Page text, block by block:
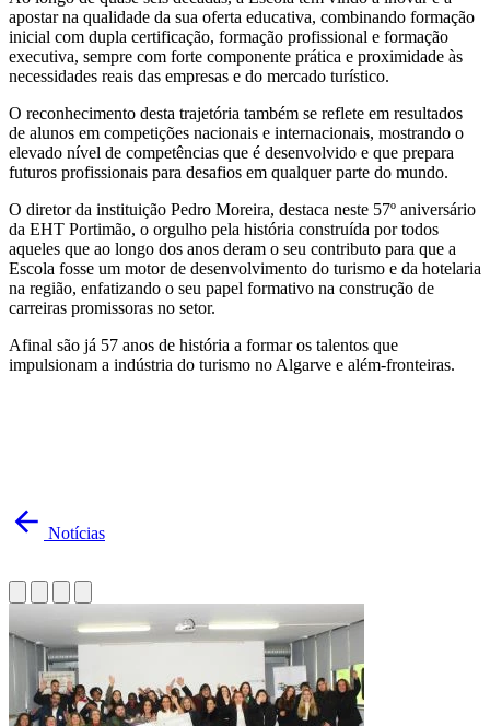
apostar na qualidade da sua oferta educativa, combinando formação
inicial com dupla certificação, formação profissional e formação
executiva, sempre com forte componente prática e proximidade às
necessidades reais das empresas e do mercado turístico.
O reconhecimento desta trajetória também se reflete em resultados
de alunos em competições nacionais e internacionais, mostrando o
elevado nível de competências que é desenvolvido e que prepara
futuros profissionais para desafios em qualquer parte do mundo.
O diretor da instituição Pedro Moreira, destaca neste 57º aniversário
da EHT Portimão, o orgulho pela história construída por todos
aqueles que ao longo dos anos deram o seu contributo para que a
Escola fosse um motor de desenvolvimento do turismo e da hotelaria
na região, enfatizando o seu papel formativo na construção de
carreiras promissoras no setor.
Afinal são já 57 anos de história a formar os talentos que
impulsionam a indústria do turismo no Algarve e além-fronteiras.
Notícias